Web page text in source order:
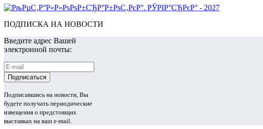
ПОДПИСКА НА НОВОСТИ
Введите адрес Вашей
электронной почты:
Подписавшись на новости, Вы
будете получать периодические
извещения о предстоящих
выставках на ваш e-mail.